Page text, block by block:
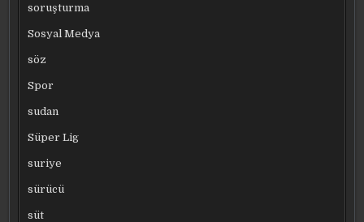
soruşturma
Sosyal Medya
söz
Spor
sudan
Süper Lig
suriye
sürücü
süt